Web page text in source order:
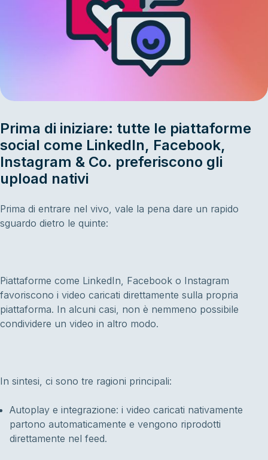
Prima di iniziare: tutte le piattaforme
social come LinkedIn, Facebook,
Instagram & Co. preferiscono gli
upload nativi
Prima di entrare nel vivo, vale la pena dare un rapido
sguardo dietro le quinte:
Piattaforme come LinkedIn, Facebook o Instagram
favoriscono i video caricati direttamente sulla propria
piattaforma. In alcuni casi, non è nemmeno possibile
condividere un video in altro modo.
In sintesi, ci sono tre ragioni principali:
Autoplay e integrazione: i video caricati nativamente
partono automaticamente e vengono riprodotti
direttamente nel feed.